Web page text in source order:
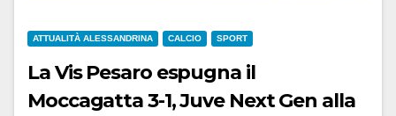
ATTUALITÀ ALESSANDRINA CALCIO SPORT
La Vis Pesaro espugna il
Moccagatta 3-1, Juve Next Gen alla